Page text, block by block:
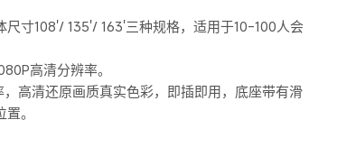
尺寸108'/ 135'/ 163'三种规格，适用于10-100人会
高清分辨率。
高清还原画质真实色彩，即插即用，底座带有滑
。